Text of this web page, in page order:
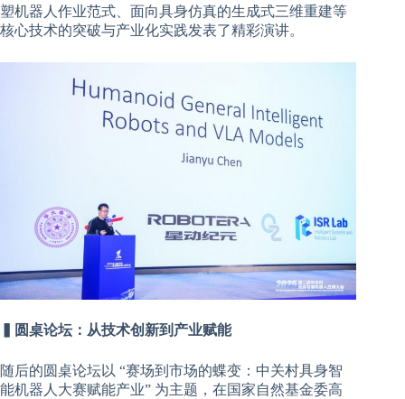
塑机器人作业范式、面向具身仿真的生成式三维重建等
核心技术的突破与产业化实践发表了精彩演讲。
▍圆桌论坛：从技术创新到产业赋能
随后的圆桌论坛以 “赛场到市场的蝶变：中关村具身智
能机器人大赛赋能产业” 为主题，在国家自然基金委高